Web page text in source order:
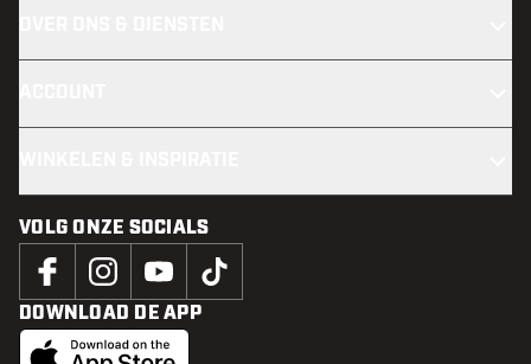
VOLG ONZE SOCIALS
DOWNLOAD DE APP